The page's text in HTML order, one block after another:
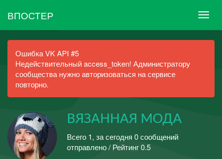
ВПОСТЕР
Ошибка VK API #5
Недействительный access_token! Администратору
сообщества нужно авторизоваться на сервисе
повторно.
ВЯЗАННАЯ МОДА
Всего 1, за сегодня 0 сообщений
отправлено / Рейтинг 0.5